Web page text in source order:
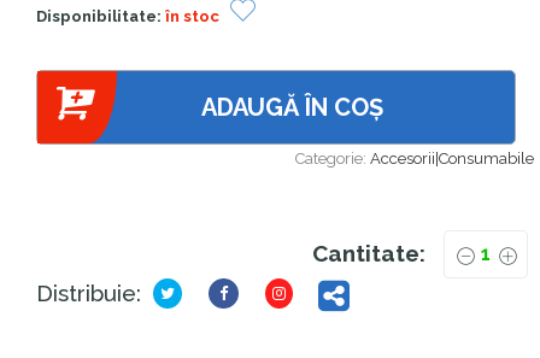
Categorie: Accesorii|Consumabile
Disponibilitate: în stoc
ADAUGĂ ÎN COȘ
Cantitate:
Distribuie: